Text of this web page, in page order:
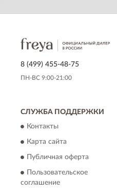
8 (499) 455-48-75
ПН-ВС 9:00-21:00
СЛУЖБА ПОДДЕРЖКИ
Контакты
Карта сайта
Публичная оферта
Пользовательское
соглашение